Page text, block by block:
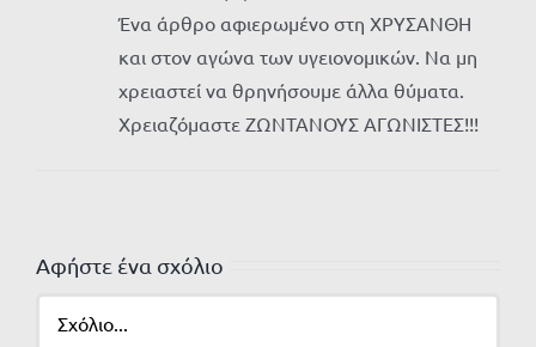
Ένα άρθρο αφιερωμένο στη ΧΡΥΣΑΝΘΗ
και στον αγώνα των υγειονομικών. Να μη
χρειαστεί να θρηνήσουμε άλλα θύματα.
Χρειαζόμαστε ΖΩΝΤΑΝΟΥΣ ΑΓΩΝΙΣΤΕΣ!!!
Αφήστε ένα σχόλιο